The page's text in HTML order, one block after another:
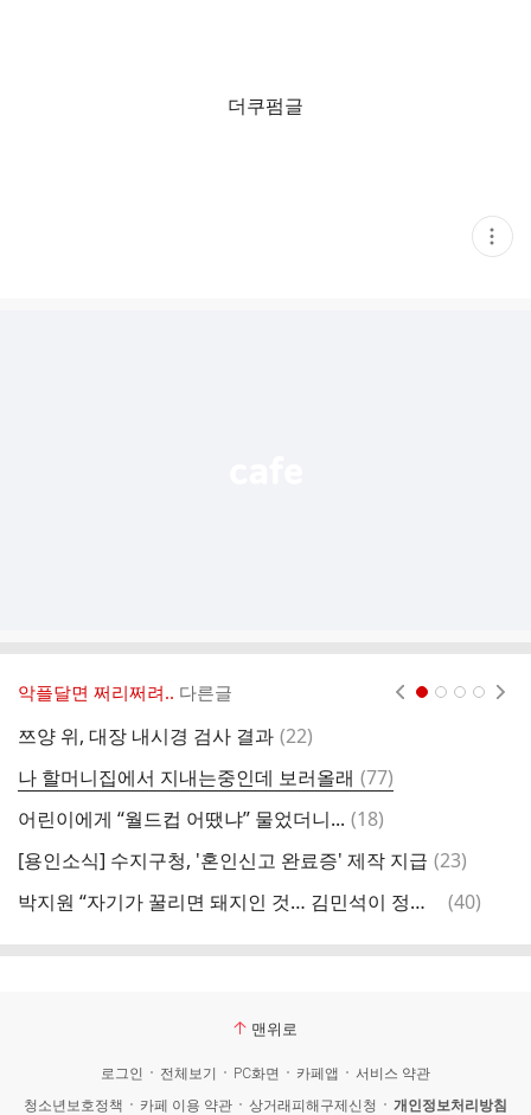
더쿠펌글
현
재
악플달면 쩌리쩌려.. 다른글
쯔양 위, 대장 내시경 검사 결과 댓
(22)
나 할머니집에서 지내는중인데 보러올래 댓
글
(77)
어린이에게 “월드컵 어땠냐” 물었더니... 댓
(18)
[용인소식] 수지구청, '혼인신고 완료증' 제작 지급 댓
(23)
박지원 “자기가 꿀리면 돼지인 것… 김민석이 정청래보다 적통”
댓
(40)
맨위로
로그인 전체보기 PC화면 카페앱
서비스 약관
청소년보호정책
카페 이용 약관 상거래피해구제신청 개인정보처리방침